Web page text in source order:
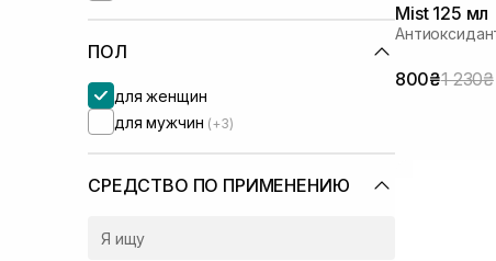
ПОЛ
для женщин
для мужчин (+3)
СРЕДСТВО ПО ПРИМЕНЕНИЮ
Mist 125 мл
800₴1 230₴